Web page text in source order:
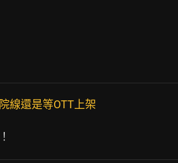
線還是等OTT上架